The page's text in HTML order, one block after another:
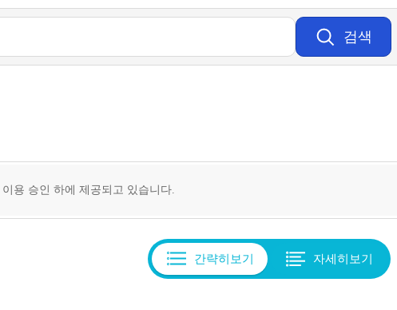
검색
용 승인 하에 제공되고 있습니다.
간략히보기 자세히보기